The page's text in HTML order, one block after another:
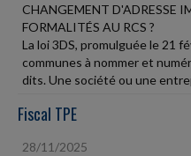
CHANGEMENT D'ADRESSE
FORMALITÉS AU RCS ?
La loi 3DS, promulguée le 21
communes à nommer et
dits. Une société ou une
Fiscal TPE
28/11/2025